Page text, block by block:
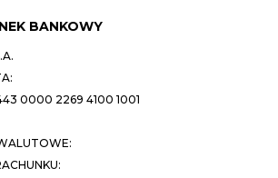
BANKOWY
0000 2269 4100 1001